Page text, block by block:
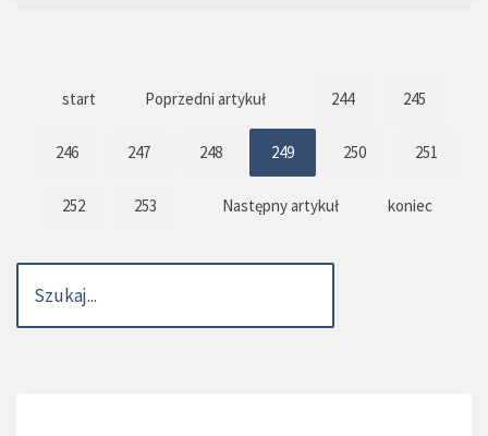
start Poprzedni artykuł 244 245
246 247 248 249 250 251
252 253 Następny artykuł koniec